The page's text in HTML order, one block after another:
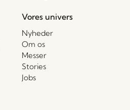
Vores univers
Nyheder
Om os
Messer
Stories
Jobs